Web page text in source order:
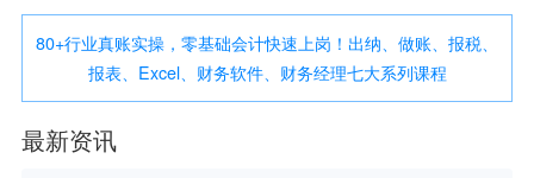
80+行业真账实操，零基础会计快速上岗！出纳、做账、报税、
报表、Excel、财务软件、财务经理七大系列课程
最新资讯